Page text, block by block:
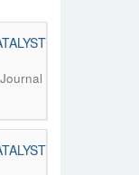
Journal